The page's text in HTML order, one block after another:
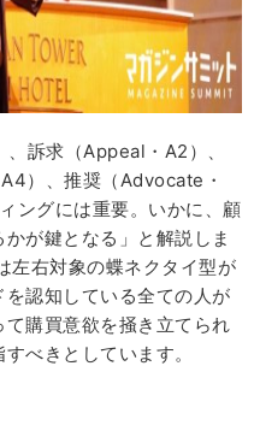
訴求（Appeal・A2）、
）、推奨（Advocate・
ングには重要。いかに、顧
が鍵となる」と解説しま
左右対象の蝶ネクタイ型が
認知している全ての人が
購買意欲を掻き立てられ
べきとしています。